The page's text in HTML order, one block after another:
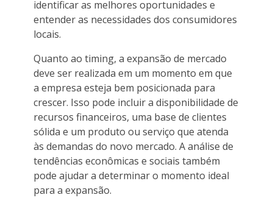
identificar as melhores oportunidades e
entender as necessidades dos consumidores
locais.
Quanto ao timing, a expansão de mercado
deve ser realizada em um momento em que
a empresa esteja bem posicionada para
crescer. Isso pode incluir a disponibilidade de
recursos financeiros, uma base de clientes
sólida e um produto ou serviço que atenda
às demandas do novo mercado. A análise de
tendências econômicas e sociais também
pode ajudar a determinar o momento ideal
para a expansão.